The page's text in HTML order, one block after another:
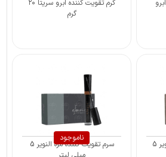
کرم تقویت کننده ابرو سریتا ۲۰
گرم
سرم تقویت کننده ابرو النویر 5
ناموجود
سرم تقویت کننده مژه النویر 5